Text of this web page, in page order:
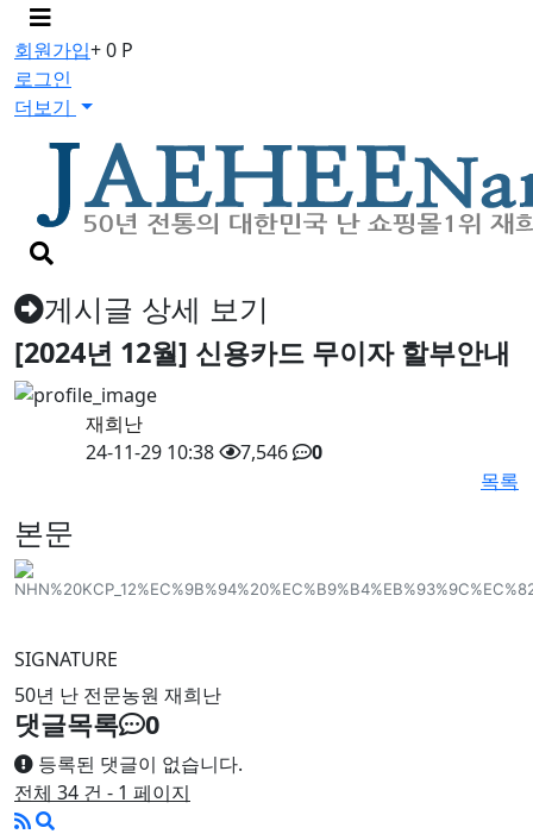
메
뉴
버
튼
회원가입+ 0 P
로그인
더보기
검
색
버
튼게시글 상세 보기
[2024년 12월] 신용카드 무이자 할부안내
재희난
24-11-29 10:38
7,546
0
목록
본문
SIGNATURE
50년 난 전문농원 재희난
댓글목록 0
등록된 댓글이 없습니다.
전체 34 건 - 1 페이지